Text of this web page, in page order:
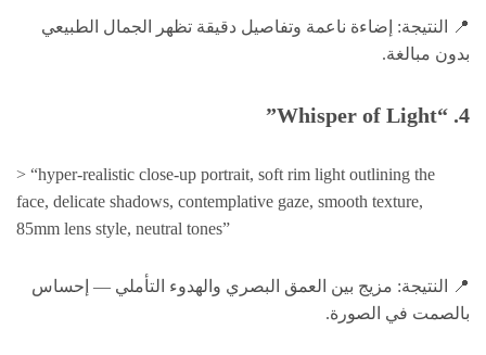
📍 النتيجة: إضاءة ناعمة وتفاصيل دقيقة تظهر الجمال الطبيعي
بدون مبالغة.
4. “Whisper of Light”
> “hyper-realistic close-up portrait, soft rim light outlining the
face, delicate shadows, contemplative gaze, smooth texture,
85mm lens style, neutral tones”
📍 النتيجة: مزيج بين العمق البصري والهدوء التأملي — إحساس
بالصمت في الصورة.